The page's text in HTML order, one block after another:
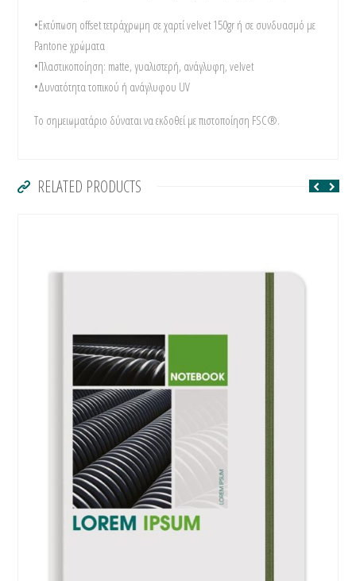
•Εκτύπωση offset τετράχρωμη σε χαρτί velvet 150gr ή σε συνδυασμό με
Pantone χρώματα
•Πλαστικοποίηση: matte, γυαλιστερή, ανάγλυφη, velvet
•Δυνατότητα τοπικού ή ανάγλυφου UV
Το σημειωματάριο δύναται να εκδοθεί με πιστοποίηση FSC®.
RELATED PRODUCTS